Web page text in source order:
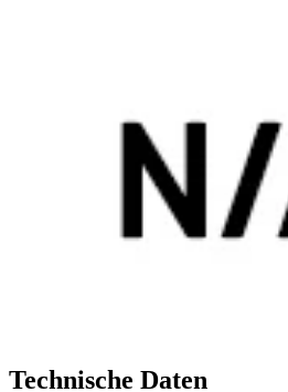
Technische Daten